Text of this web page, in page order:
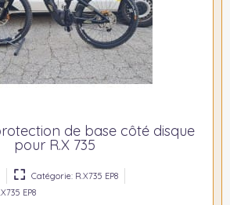
de base côté disque
pour R.X 735
Catégorie: R.X735 EP8
EP8